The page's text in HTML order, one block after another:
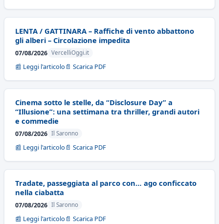
LENTA / GATTINARA – Raffiche di vento abbattono
gli alberi – Circolazione impedita
07/08/2026 VercelliOggi.it
📰 Leggi l'articolo 📄 Scarica PDF
Cinema sotto le stelle, da “Disclosure Day” a
“Illusione”: una settimana tra thriller, grandi autori
e commedie
07/08/2026 Il Saronno
📰 Leggi l'articolo 📄 Scarica PDF
Tradate, passeggiata al parco con… ago conficcato
nella ciabatta
07/08/2026 Il Saronno
📰 Leggi l'articolo 📄 Scarica PDF